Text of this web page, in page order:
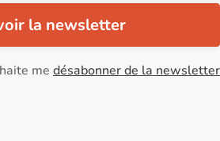
la newsletter
me désabonner de la newsletter